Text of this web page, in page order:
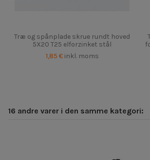
Træ og spånplade skrue rundt hoved
5X20 T25 elforzinket stål
1,85 € inkl. moms
16 andre varer i den samme kategori: